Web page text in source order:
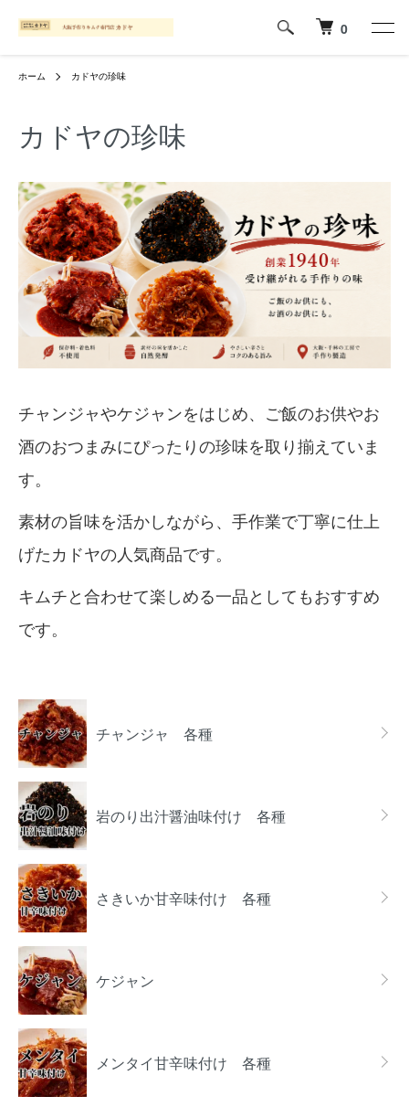
0
ホーム カドヤの珍味
カドヤの珍味
チャンジャやケジャンをはじめ、ご飯のお供やお
酒のおつまみにぴったりの珍味を取り揃えていま
す。
素材の旨味を活かしながら、手作業で丁寧に仕上
げたカドヤの人気商品です。
キムチと合わせて楽しめる一品としてもおすすめ
です。
カテゴリー一覧
チャンジャ 各種
岩のり出汁醤油味付け 各種
さきいか甘辛味付け 各種
ケジャン
メンタイ甘辛味付け 各種